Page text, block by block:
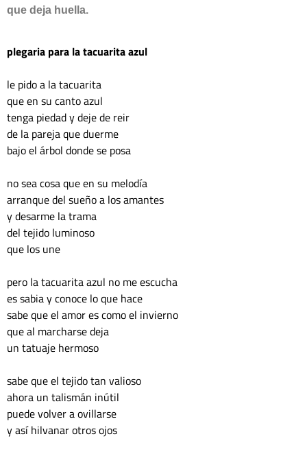
que deja huella.
plegaria para la tacuarita azul
le pido a la tacuarita
que en su canto azul
tenga piedad y deje de reir
de la pareja que duerme
bajo el árbol donde se posa
no sea cosa que en su melodía
arranque del sueño a los amantes
y desarme la trama
del tejido luminoso
que los une
pero la tacuarita azul no me escucha
es sabia y conoce lo que hace
sabe que el amor es como el invierno
que al marcharse deja
un tatuaje hermoso
sabe que el tejido tan valioso
ahora un talismán inútil
puede volver a ovillarse
y así hilvanar otros ojos